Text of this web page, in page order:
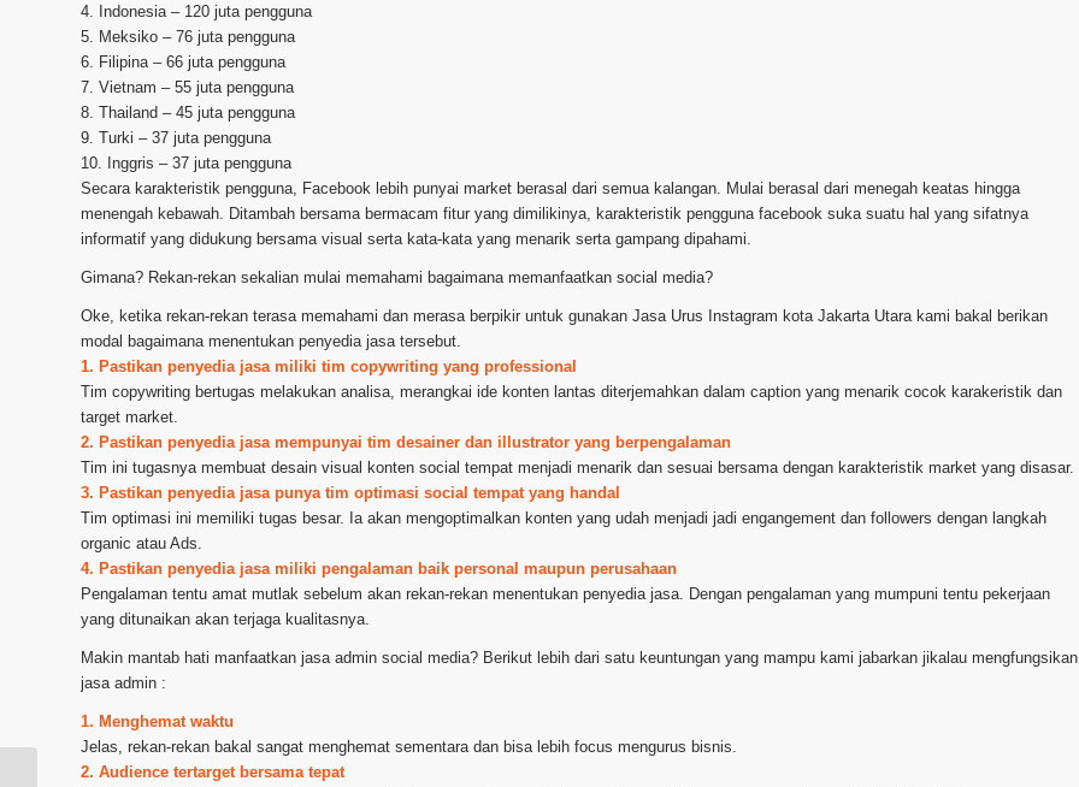
4. Indonesia – 120 juta pengguna
5. Meksiko – 76 juta pengguna
6. Filipina – 66 juta pengguna
7. Vietnam – 55 juta pengguna
8. Thailand – 45 juta pengguna
9. Turki – 37 juta pengguna
10. Inggris – 37 juta pengguna
Secara karakteristik pengguna, Facebook lebih punyai market berasal dari semua kalangan. Mulai berasal dari menegah keatas hingga
menengah kebawah. Ditambah bersama bermacam fitur yang dimilikinya, karakteristik pengguna facebook suka suatu hal yang sifatnya
informatif yang didukung bersama visual serta kata-kata yang menarik serta gampang dipahami.
Gimana? Rekan-rekan sekalian mulai memahami bagaimana memanfaatkan social media?
Oke, ketika rekan-rekan terasa memahami dan merasa berpikir untuk gunakan Jasa Urus Instagram kota Jakarta Utara kami bakal berikan
modal bagaimana menentukan penyedia jasa tersebut.
1. Pastikan penyedia jasa miliki tim copywriting yang professional
Tim copywriting bertugas melakukan analisa, merangkai ide konten lantas diterjemahkan dalam caption yang menarik cocok karakeristik dan
target market.
2. Pastikan penyedia jasa mempunyai tim desainer dan illustrator yang berpengalaman
Tim ini tugasnya membuat desain visual konten social tempat menjadi menarik dan sesuai bersama dengan karakteristik market yang disasar.
3. Pastikan penyedia jasa punya tim optimasi social tempat yang handal
Tim optimasi ini memiliki tugas besar. Ia akan mengoptimalkan konten yang udah menjadi jadi engangement dan followers dengan langkah
organic atau Ads.
4. Pastikan penyedia jasa miliki pengalaman baik personal maupun perusahaan
Pengalaman tentu amat mutlak sebelum akan rekan-rekan menentukan penyedia jasa. Dengan pengalaman yang mumpuni tentu pekerjaan
yang ditunaikan akan terjaga kualitasnya.
Makin mantab hati manfaatkan jasa admin social media? Berikut lebih dari satu keuntungan yang mampu kami jabarkan jikalau mengfungsikan
jasa admin :
1. Menghemat waktu
Jelas, rekan-rekan bakal sangat menghemat sementara dan bisa lebih focus mengurus bisnis.
2. Audience tertarget bersama tepat